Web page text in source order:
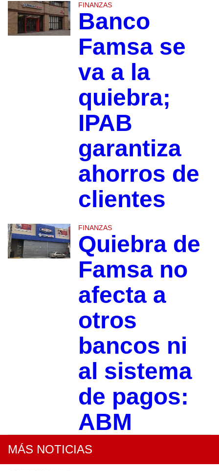
FINANZAS
Banco
Famsa se
va a la
quiebra;
IPAB
garantiza
ahorros de
clientes
FINANZAS
Quiebra de
Famsa no
afecta a
otros
bancos ni
al sistema
de pagos:
ABM
MÁS NOTICIAS